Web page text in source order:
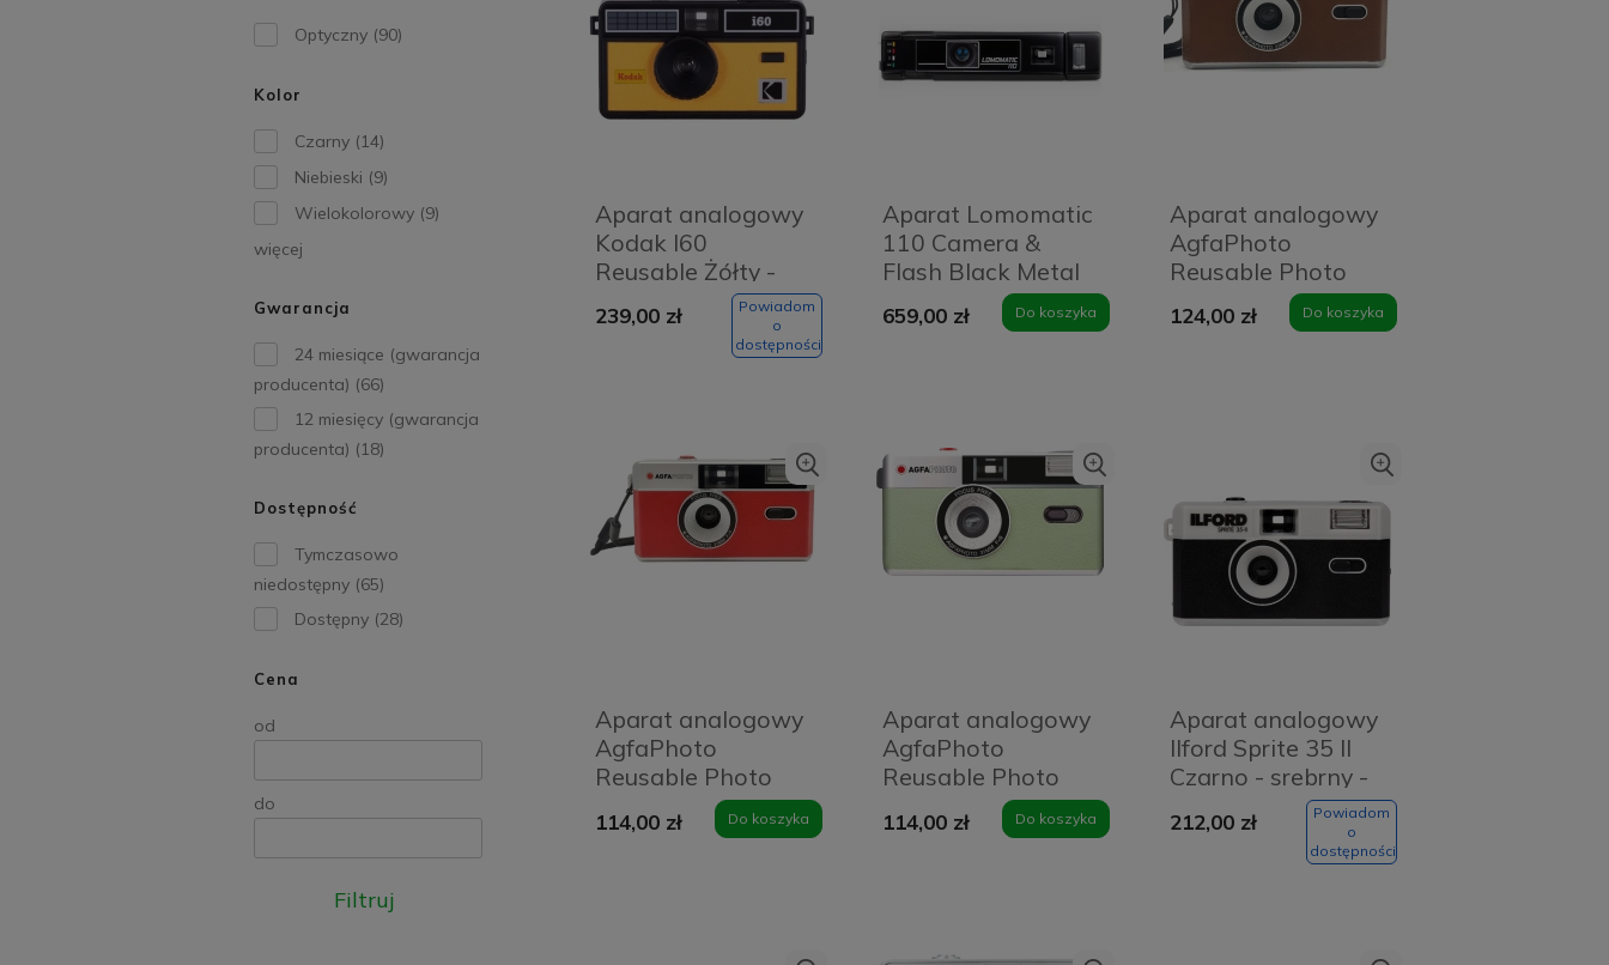
Optyczny (90)
Kolor
Czarny (14)
Niebieski (9)
Wielokolorowy (9)
więcej
Gwarancja
24 miesiące (gwarancja
producenta) (66)
12 miesięcy (gwarancja
producenta) (18)
Dostępność
Tymczasowo
niedostępny (65)
Dostępny (28)
Cena
od
do
Filtruj
Aparat analogowy
Kodak I60
Reusable Żółty -
239,00 zł
Powiadom
o
dostępności
Aparat Lomomatic
110 Camera &
Flash Black Metal
659,00 zł Do koszyka
Aparat analogowy
AgfaPhoto
Reusable Photo
Camera brązowy
124,00 zł Do koszyka
Aparat analogowy
AgfaPhoto
Reusable Photo
Camera czerwony
114,00 zł Do koszyka
Aparat analogowy
AgfaPhoto
Reusable Photo
Camera zielony
114,00 zł Do koszyka
Aparat analogowy
Ilford Sprite 35 II
Czarno - srebrny -
Black and silver
212,00 zł
Powiadom
o
dostępności